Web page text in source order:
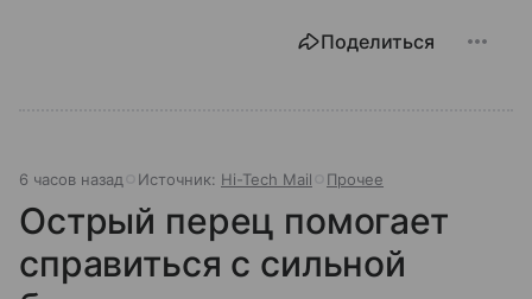
Поделиться
6 часов назад Источник: Hi-Tech Mail Прочее
Острый перец помогает
справиться с сильной